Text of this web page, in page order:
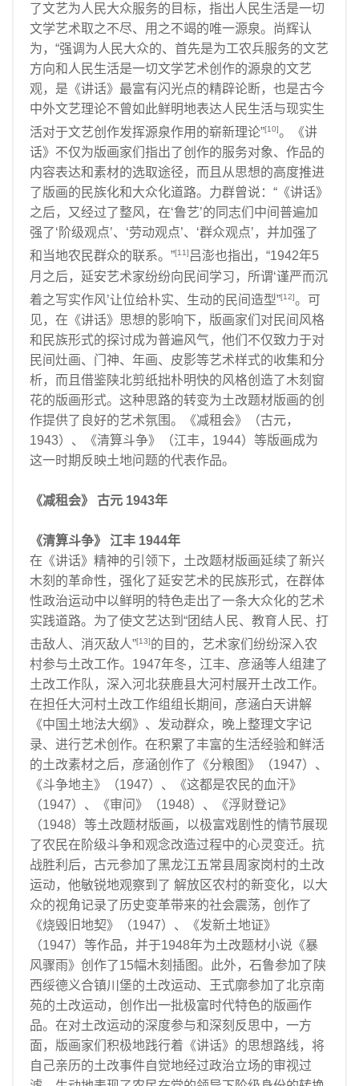
了文艺为人民大众服务的目标，指出人民生活是一切
文学艺术取之不尽、用之不竭的唯一源泉。尚辉认
为，“强调为人民大众的、首先是为工农兵服务的文艺
方向和人民生活是一切文学艺术创作的源泉的文艺
观，是《讲话》最富有闪光点的精辟论断，也是古今
中外文艺理论不曾如此鲜明地表达人民生活与现实生
活对于文艺创作发挥源泉作用的崭新理论”[10]。《讲
话》不仅为版画家们指出了创作的服务对象、作品的
内容表达和素材的选取途径，而且从思想的高度推进
了版画的民族化和大众化道路。力群曾说：“《讲话》
之后，又经过了整风，在‘鲁艺’的同志们中间普遍加
强了‘阶级观点’、‘劳动观点’、‘群众观点’，并加强了
和当地农民群众的联系。”[11] 吕澎也指出，“1942年5
月之后，延安艺术家纷纷向民间学习，所谓‘谨严而沉
着之写实作风’让位给朴实、生动的民间造型”[12]。可
见，在《讲话》思想的影响下，版画家们对民间风格
和民族形式的探讨成为普遍风气，他们不仅致力于对
民间灶画、门神、年画、皮影等艺术样式的收集和分
析，而且借鉴陕北剪纸拙朴明快的风格创造了木刻窗
花的版画形式。这种思路的转变为土改题材版画的创
作提供了良好的艺术氛围。《减租会》（古元，
1943）、《清算斗争》（江丰，1944）等版画成为
这一时期反映土地问题的代表作品。
《减租会》 古元 1943年
《清算斗争》 江丰 1944年
在《讲话》精神的引领下，土改题材版画延续了新兴
木刻的革命性，强化了延安艺术的民族形式，在群体
性政治运动中以鲜明的特色走出了一条大众化的艺术
实践道路。为了使文艺达到“团结人民、教育人民、打
击敌人、消灭敌人”[13]的目的，艺术家们纷纷深入农
村参与土改工作。1947年冬，江丰、彦涵等人组建了
土改工作队，深入河北获鹿县大河村展开土改工作。
在担任大河村土改工作组组长期间，彦涵白天讲解
《中国土地法大纲》、发动群众，晚上整理文字记
录、进行艺术创作。在积累了丰富的生活经验和鲜活
的土改素材之后，彦涵创作了《分粮图》（1947）、
《斗争地主》（1947）、《这都是农民的血汗》
（1947）、《审问》（1948）、《浮财登记》
（1948）等土改题材版画，以极富戏剧性的情节展现
了农民在阶级斗争和观念改造过程中的心灵变迁。抗
战胜利后，古元参加了黑龙江五常县周家岗村的土改
运动，他敏锐地观察到了 解放区农村的新变化，以大
众的视角记录了历史变革带来的社会震荡，创作了
《烧毁旧地契》（1947）、《发新土地证》
（1947）等作品，并于1948年为土改题材小说《暴
风骤雨》创作了15幅木刻插图。此外，石鲁参加了陕
西绥德义合镇川堡的土改运动、王式廓参加了北京南
苑的土改运动，创作出一批极富时代特色的版画作
品。在对土改运动的深度参与和深刻反思中，一方
面，版画家们积极地践行着《讲话》的思想路线，将
自己亲历的土改事件自觉地经过政治立场的审视过